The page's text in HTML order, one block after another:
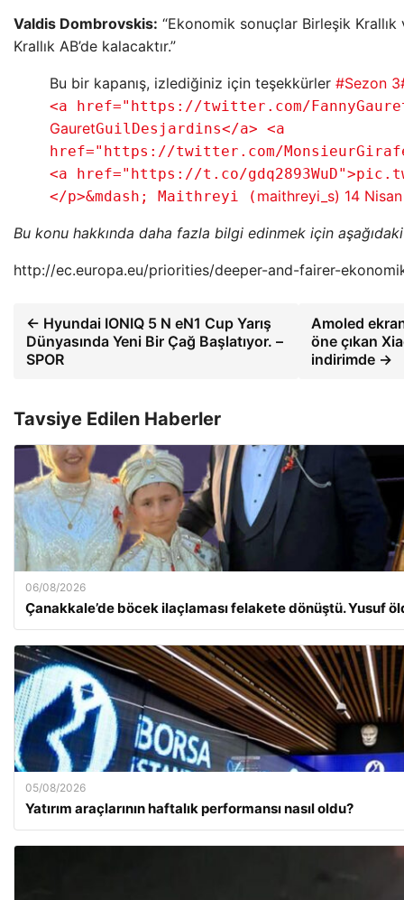
Valdis Dombrovskis: “Ekonomik sonuçlar Birleşik
Krallık AB’de kalacaktır.”
Bu bir kapanış, izlediğiniz için teşekkürler #Sezon 3
<a href="https://twitter.com/
GauretGuilDesjardins</a> <a
href="https://twitter.com/
<a href="https://t.co/
</p>&mdash; Maithreyi ( maithreyi_s) 14
Bu konu hakkında daha fazla bilgi edinmek için
http://ec.europa.eu/priorities/deeper-and-fairer-
← Hyundai IONIQ 5 N eN1 Cup Yarış
Dünyasında Yeni Bir Çağ Başlatıyor. –
SPOR
Amoled
öne çıkan
indirimde →
Tavsiye Edilen Haberler
06/08/2026
Çanakkale’de böcek ilaçlaması felakete dönüştü. Yusuf
05/08/2026
Yatırım araçlarının haftalık performansı nasıl oldu?